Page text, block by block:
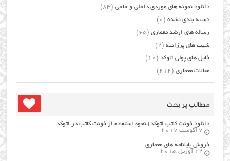
دانلود نمونه های موردی داخلی و خاجی (83)
دسته بندی نشده (0)
رساله های ارشد معماری (65)
شیت های پرزانته (2)
فایل های پولی اتوکد (10)
مقالات معماری (212)
مطالب پر بحث
دانلود فونت کاتب اتوکد+نحوه استفاده از فونت کاتب در اتوکد
7 آگوست 2017
فروش پایانامه های معماری
12 آوریل 2015